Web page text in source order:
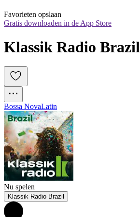
Favorieten opslaan
Gratis downloaden in de App Store
Klassik Radio Brazil
Bossa NovaLatin
Nu spelen
Klassik Radio Brazil